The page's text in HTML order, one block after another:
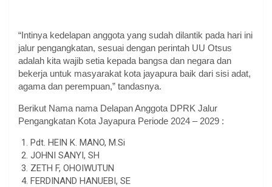
“Intinya kedelapan anggota yang sudah dilantik pada hari ini
jalur pengangkatan, sesuai dengan perintah UU Otsus
adalah kita wajib setia kepada bangsa dan negara dan
bekerja untuk masyarakat kota jayapura baik dari sisi adat,
agama dan perempuan,” tandasnya.
Berikut Nama nama Delapan Anggota DPRK Jalur
Pengangkatan Kota Jayapura Periode 2024 – 2029 :
Pdt. HEIN K. MANO, M.Si
JOHNI SANYI, SH
ZETH F, OHOIWUTUN
FERDINAND HANUEBI, SE